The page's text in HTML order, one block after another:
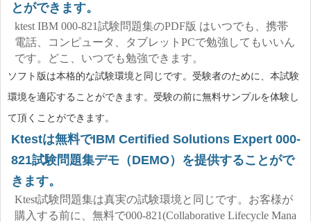
とができます。
ktest IBM 000-821試験問題集のPDF版 はいつでも、携帯
電話、コンピュータ、タブレットPCで勉強してもいいん
です。どこ、いつでも勉強できます。
ソフト版は本格的な試験環境と同じです。受験者のために、本試験
環境を適応することができます。受験の前に無料サンプルを体験し
て頂くことができます。
Ktestは無料でIBM Certified Solutions Expert 000-
821試験問題集デモ（DEMO）を提供することがで
きます。
Ktest試験問題集は真実の試験環境と同じです。お客様が
購入する前に、無料で000-821(Collaborative Lifecycle Mana